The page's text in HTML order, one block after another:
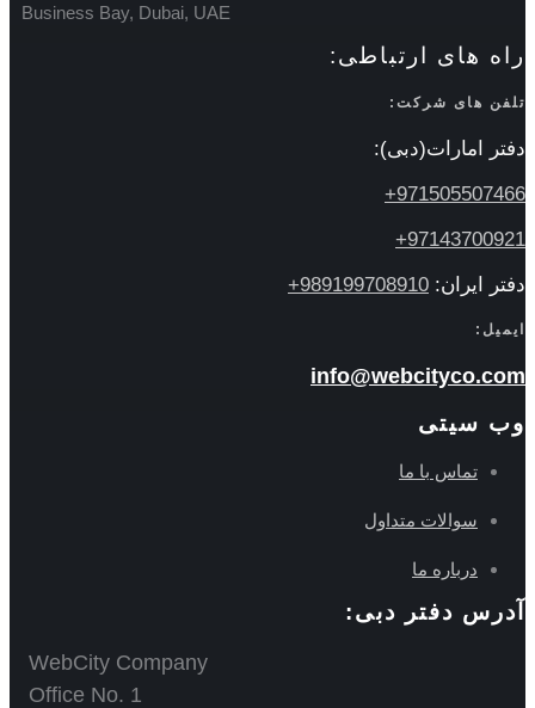
Business Bay, Dubai, UAE
راه های ارتباطی:
تلفن های شرکت:
دفتر امارات(دبی):
971505507466+
97143700921+
دفتر ایران: 989199708910+
ایمیل:
info@webcityco.com
وب سیتی
تماس با ما
سوالات متداول
درباره ما
آدرس دفتر دبی:
WebCity Company
Office No. 1